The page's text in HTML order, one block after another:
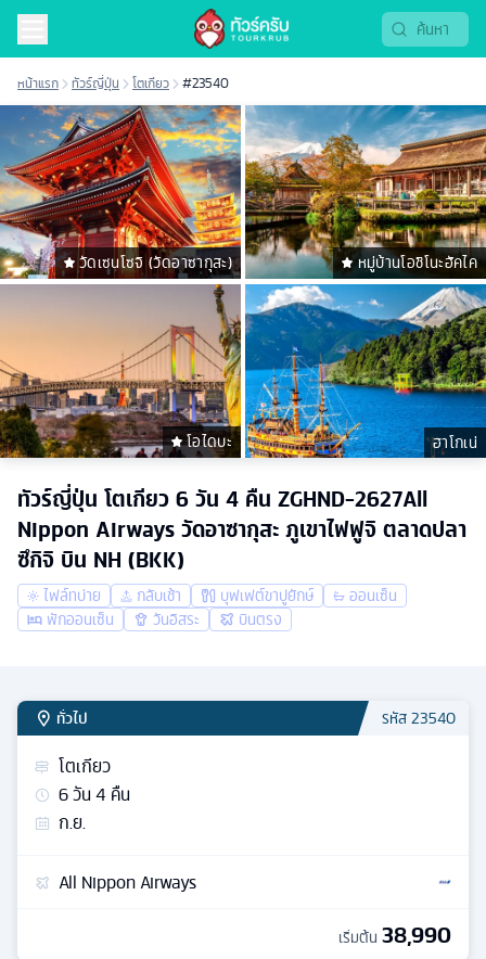
หน้าแรก ทัวร์ญี่ปุ่น โตเกียว #23540
วัดเซนโซจิ (วัดอาซากุสะ) หมู่บ้านโอชิโนะฮัคไค
โอไดบะ ฮาโกเน่
ทัวร์ญี่ปุ่น โตเกียว 6 วัน 4 คืน ZGHND-2627All
Nippon Airways วัดอาซากุสะ ภูเขาไฟฟูจิ ตลาดปลา
ซึกิจิ บิน NH (BKK)
ไฟล์ทบ่าย กลับเช้า บุฟเฟต์ขาปูยักษ์
ออนเซ็น
พักออนเซ็น
วันอิสระ บินตรง
ทั่วไป รหัส23540
โตเกียว
6วัน4 คืน
ก.ย.
All Nippon Airways
เริ่มต้น 38,990